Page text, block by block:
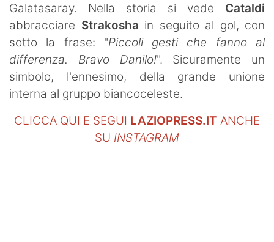
Galatasaray. Nella storia si vede Cataldi
abbracciare Strakosha in seguito al gol, con
sotto la frase: "Piccoli gesti che fanno al
differenza. Bravo Danilo!". Sicuramente un
simbolo, l'ennesimo, della grande unione
interna al gruppo biancoceleste.
CLICCA QUI E SEGUI LAZIOPRESS.IT ANCHE
SU INSTAGRAM